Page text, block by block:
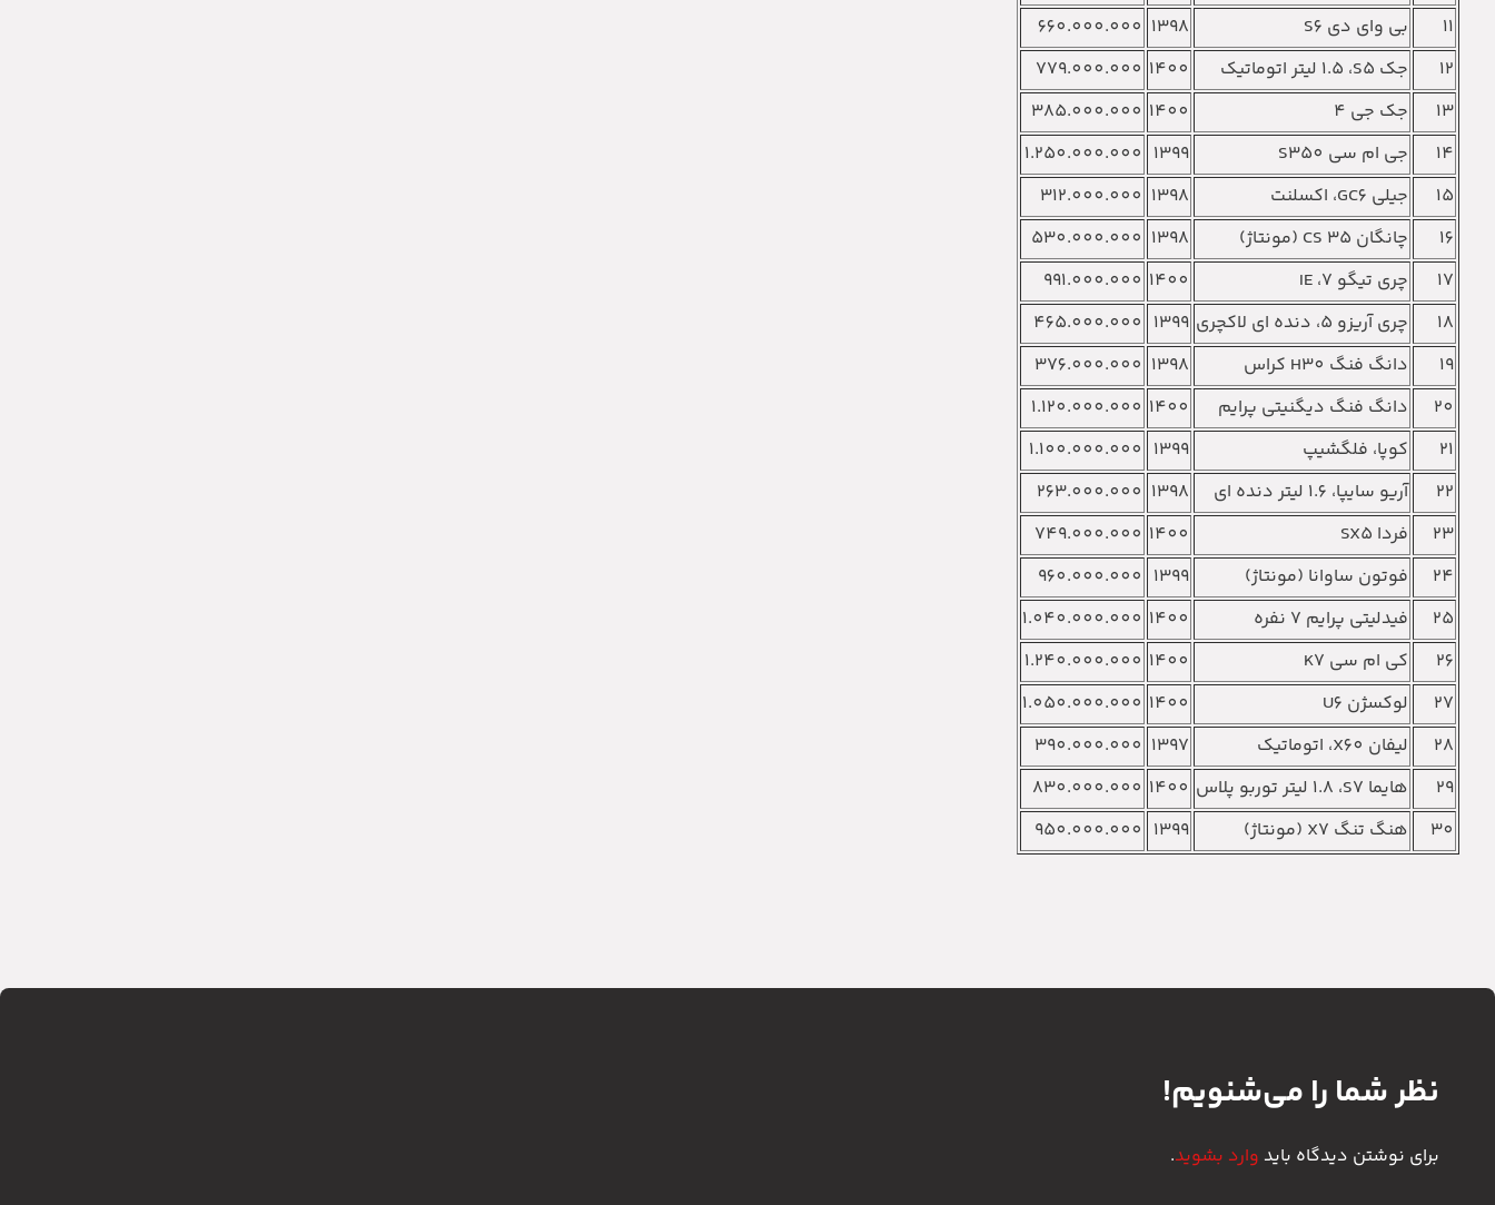
11
بی وای دی S6‏ 1398
660.000.000
12
جک S5‏، 1.5 لیتر اتوماتیک 1400
779.000.000
13
جک جی 4 1400
385.000.000
14
جی ام سی S350 1399
1.250.000.000
15
جیلی GC6‏، اکسلنت 1398
312.000.000
16
چانگان CS 35 (مونتاژ)‏ 1398
530.000.000
17
چری تیگو 7‏، IE 1400
991.000.000
18
چری آریزو 5‏، دنده ای لاکچری 1399
465.000.000
19
دانگ فنگ H30 کراس‏ 1398
376.000.000
20
دانگ فنگ دیگنیتی پرایم 1400
1.120.000.000
21
کوپا‏، فلگشیپ 1399
1.100.000.000
22
آریو سایپا‏، 1.6 لیتر دنده ای 1398
263.000.000
23
فردا SX5‏ 1400
749.000.000
24
فوتون ساوانا (مونتاژ) 1399
960.000.000
25
فیدلیتی پرایم 7 نفره 1400
1.040.000.000
26
کی ام سی K7 1400
1.240.000.000
27
لوکسژن U6‏ 1400
1.050.000.000
28
لیفان X60‏، اتوماتیک 1397
390.000.000
29
هایما S7‏، 1.8 لیتر توربو پلاس 1400
830.000.000
30
هنگ تنگ X7 (مونتاژ)‏ 1399
950.000.000
نظر شما را می‌شنویم!
برای نوشتن دیدگاه باید وارد بشوید.